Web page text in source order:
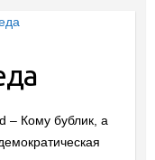
– Кому бублик, а